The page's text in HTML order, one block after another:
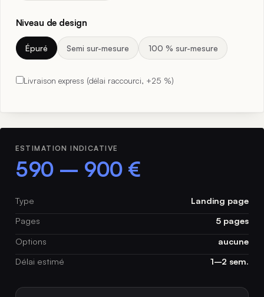
Niveau de design
Épuré Semi sur-mesure 100 % sur-mesure
Livraison express (délai raccourci, +25 %)
ESTIMATION INDICATIVE
590 – 900 €
Type
Landing page
Pages
5 pages
Options
aucune
Délai estimé
1–2 sem.